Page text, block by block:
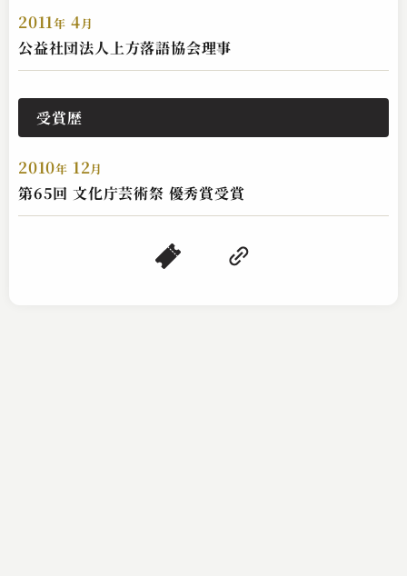
2011年 4月
公益社団法人上方落語協会理事
受賞歴
2010年 12月
第65回 文化庁芸術祭 優秀賞受賞